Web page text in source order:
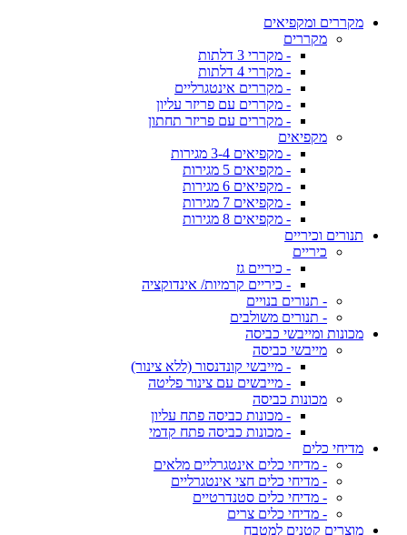
מקררים ומקפיאים
מקררים
- מקררי 3 דלתות
- מקררי 4 דלתות
- מקררים אינטגרליים
- מקררים עם פריזר עליון
- מקררים עם פריזר תחתון
מקפיאים
- מקפיאים 3-4 מגירות
- מקפיאים 5 מגירות
- מקפיאים 6 מגירות
- מקפיאים 7 מגירות
- מקפיאים 8 מגירות
תנורים וכיריים
כיריים
- כיריים גז
- כיריים קרמיות/ אינדוקציה
- תנורים בנויים
- תנורים משולבים
מכונות ומייבשי כביסה
מייבשי כביסה
- מייבשי קונדנסור (ללא צינור)
- מייבשים עם צינור פליטה
מכונות כביסה
- מכונות כביסה פתח עליון
- מכונות כביסה פתח קדמי
מדיחי כלים
- מדיחי כלים אינטגרליים מלאים
- מדיחי כלים חצי אינטגרליים
- מדיחי כלים סטנדרטיים
- מדיחי כלים צרים
מוצרים קטנים למטבח